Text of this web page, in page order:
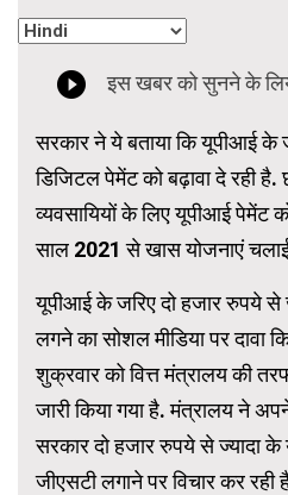
सरकार ने ये बताया कि यूपीआई के
डिजिटल पेमेंट को बढ़ावा दे रही है.
व्यवसायियों के लिए यूपीआई पेमेंट
साल 2021 से खास योजनाएं चलाई
यूपीआई के जरिए दो हजार रुपये से
लगने का सोशल मीडिया पर दावा
शुक्रवार को वित्त मंत्रालय की
जारी किया गया है. मंत्रालय ने
सरकार दो हजार रुपये से ज्यादा
जीएसटी लगाने पर विचार कर